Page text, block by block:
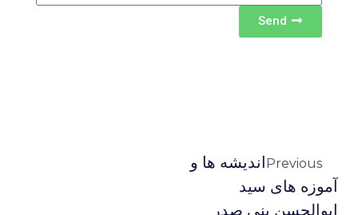
Send
Previousاندیشه ها و
آموزه های سید
ابوالحسن بنی صدر